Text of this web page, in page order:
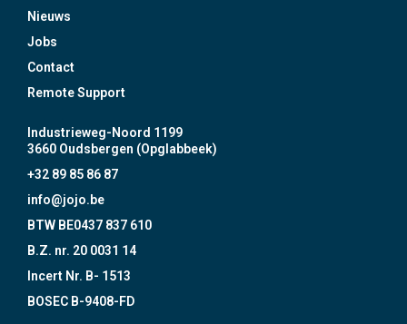
Nieuws
Jobs
Contact
Remote Support
Industrieweg-Noord 1199
3660 Oudsbergen (Opglabbeek)
+32 89 85 86 87
info@jojo.be
BTW BE0437 837 610
B.Z. nr. 20 0031 14
Incert Nr. B- 1513
BOSEC B-9408-FD